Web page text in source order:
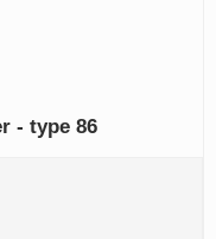
- type 86